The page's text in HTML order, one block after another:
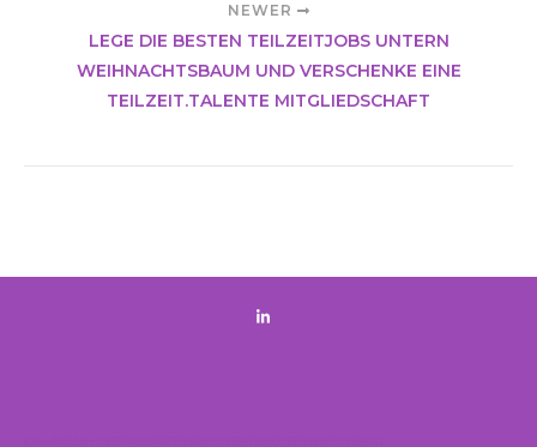
NEWER
LEGE DIE BESTEN TEILZEITJOBS UNTERN
WEIHNACHTSBAUM UND VERSCHENKE EINE
TEILZEIT.TALENTE MITGLIEDSCHAFT